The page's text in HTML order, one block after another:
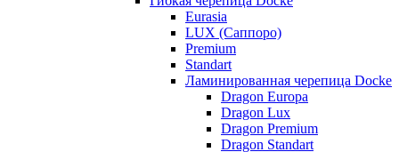
Eurasia
LUX (Саппоро)
Premium
Standart
Ламинированная черепица Docke
Dragon Europa
Dragon Lux
Dragon Premium
Dragon Standart